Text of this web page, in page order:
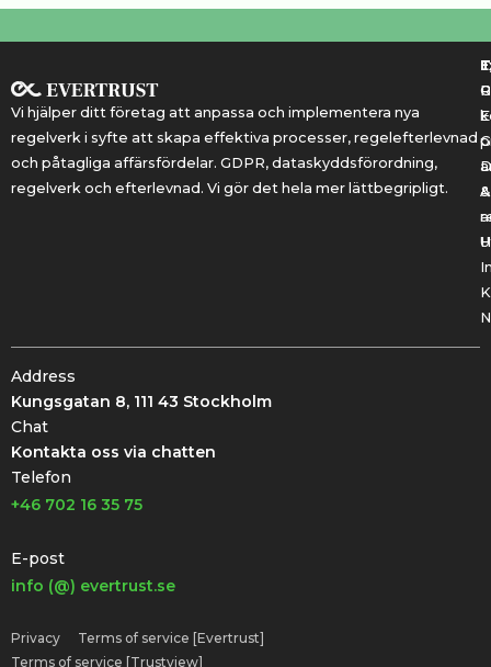
Vi hjälper ditt företag att anpassa och implementera nya
regelverk i syfte att skapa effektiva processer, regelefterlevnad
och påtagliga affärsfördelar. GDPR, dataskyddsförordning,
regelverk och efterlevnad. Vi gör det hela mer lättbegripligt.
&
Address
Kungsgatan 8, 111 43 Stockholm
Chat
Kontakta oss via chatten
Telefon
+46 702 16 35 75
E-post
info (@) evertrust.se
Privacy
Terms of service [Evertrust]
Terms of service [Trustview]